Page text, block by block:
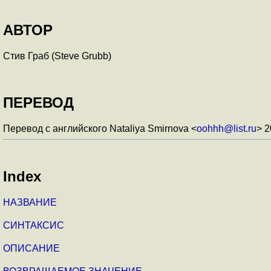
АВТОР
Стив Граб (Steve Grubb)
ПЕРЕВОД
Перевод с английского Nataliya Smirnova <oohhh@list.ru>
Index
НАЗВАНИЕ
СИНТАКСИС
ОПИСАНИЕ